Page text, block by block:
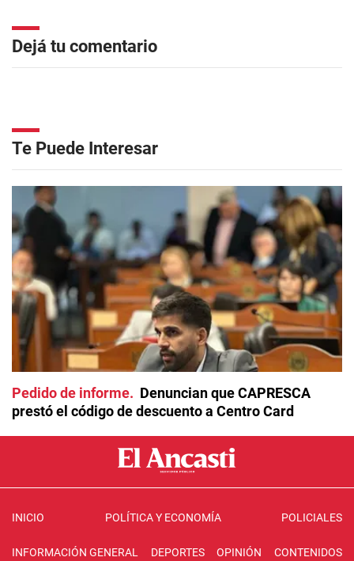
Dejá tu comentario
Te Puede Interesar
Pedido de informe
Denuncian que CAPRESCA
prestó el código de descuento a Centro Card
INICIO POLÍTICA Y ECONOMÍA POLICIALES
INFORMACIÓN GENERAL DEPORTES OPINIÓN CONTENIDOS